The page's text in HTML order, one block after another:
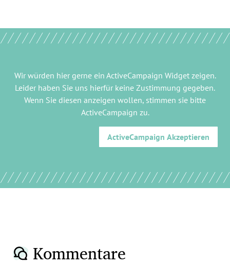
Wir würden hier gerne ein ActiveCampaign Widgetzeigen.
Leider haben Sie uns hierfür keine Zustimmung gegeben.
Wenn Sie diesen anzeigen wollen, stimmen sie bitte
ActiveCampaign zu.
ActiveCampaign Akzeptieren
Kommentare